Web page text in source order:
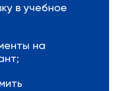
в учебное
на